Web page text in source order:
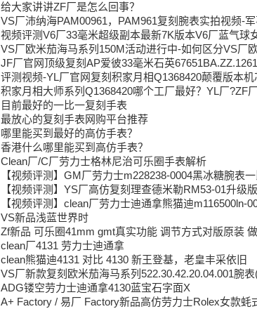
给大家讲讲ZF厂是怎么回事？
VS厂沛纳海PAM00961，PAM961复刻腕表实拍视频-
视频评测V6厂33毫米超级副本最新7K版本V6厂蓝气球
VS厂欧米茄海马系列150M活动进行中-如何区分VS厂
JF厂官网顶级复刻AP爱彼33毫米石英
评测视频-YL厂官网复刻积家月相Q1368420颠覆版本
积家月相大师系列Q1368420哪个工厂最好？YL厂?ZF厂
目前最好的一比一复刻手表
最放心的复刻手表网购平台推荐
哪里能买到最好的高仿手表？
香港什么哪里能买到高仿手表？
Clean厂/C厂劳力士格林尼治可乐圈手表解析
【视频评测】GM厂劳力士m228238-0004黑冰糖腕表
【视频评测】YS厂高仿复刻理查德米勒RM53-01升级
【视频评测】clean厂劳力士迪通拿熊猫迪m116500ln-
VS新品浅蓝世界时
Zf新品 可乐圈41mm gmt真实功能 调节方式对版原装
clean厂4131 劳力士迪通拿
clean熊猫迪4131 对比 4130 新王登基，老皇丰采依旧
VS厂新款复刻欧米茄海马系列522.30.42.20.04.001腕
ADG镂空劳力士迪通拿4130蓝宝石字面X
A+ Factory / 易厂 Factory新品高仿劳力士Rolex女款蚝